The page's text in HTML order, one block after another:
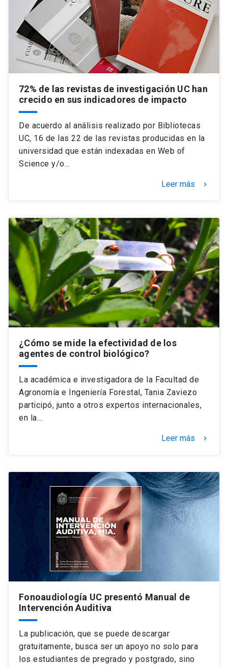
72% de las revistas de investigación UC han
crecido en sus indicadores de impacto
De acuerdo al análisis realizado por Bibliotecas
UC, 16 de las 22 de las revistas producidas en la
universidad que están indexadas en Web of
Science y/o…
Leer más keyboard_arrow_right
¿Cómo se mide la efectividad de los
agentes de control biológico?
La académica e investigadora de la Facultad de
Agronomía e Ingeniería Forestal, Tania Zaviezo
participó, junto a otros expertos internacionales,
en la…
Leer más keyboard_arrow_right
Fonoaudiología UC presentó Manual de
Intervención Auditiva
La publicación, que se puede descargar
gratuitamente, busca ser un apoyo no solo para
los estudiantes de pregrado y postgrado, sino